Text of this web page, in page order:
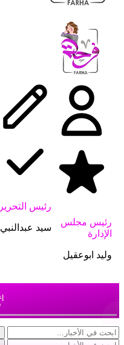
رئيس مجلس
الإدارة
وليد ابوعقيل
رئيس التحرير
سيد عبدالنبي